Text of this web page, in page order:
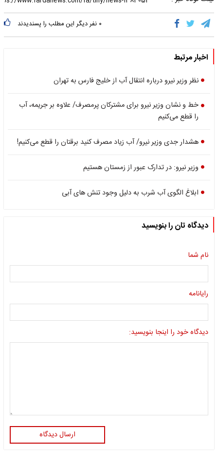
۰ نفر دیگر این مطلب را پسندیدند
اخبار مرتبط
نظر وزیر نیرو درباره انتقال آب از خلیج فارس به تهران
خط و نشان وزیر نیرو برای مشترکان پرمصرف‌/ علاوه بر جریمه، آب
را قطع می‌کنیم‌
هشدار جدی وزیر نیرو/ آب زیاد مصرف کنید برقتان را قطع می‌کنیم!
وزیر نیرو: در تدارک عبور از زمستان هستیم
ابلاغ الگوی آب شرب به دلیل وجود تنش های آبی
دیدگاه تان را بنویسید
نام شما
رایانامه
دیدگاه خود را اینجا بنویسید:
ارسال دیدگاه